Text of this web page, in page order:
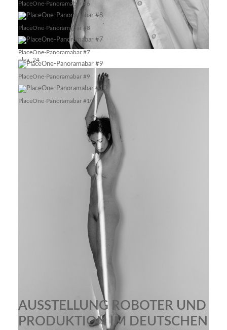
olya_24
PlaceOne-Panoramabar #6
PlaceOne-Panoramabar #8
PlaceOne-Panoramabar #7
PlaceOne-Panoramabar #9
PlaceOne-Panoramabar #10
AUSSTELLUNG ROBOTER UND
PRODUKTION IM DEUTSCHEN